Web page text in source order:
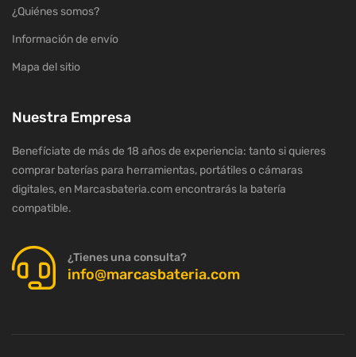
¿Quiénes somos?
Información de envío
Mapa del sitio
Nuestra Empresa
Benefíciate de más de 18 años de experiencia: tanto si quieres
comprar baterías para herramientas, portátiles o cámaras
digitales, en Marcasbateria.com encontrarás la batería
compatible.
¿Tienes una consulta?
info@marcasbateria.com